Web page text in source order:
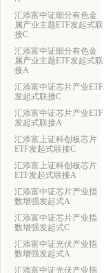
汇添富中证细分有色金
属产业主题ETF发起式联
接C
汇添富中证细分有色金
属产业主题ETF发起式联
接A
汇添富中证芯片产业ETF
发起式联接C
汇添富中证芯片产业ETF
发起式联接A
汇添富上证科创板芯片
ETF发起式联接C
汇添富上证科创板芯片
ETF发起式联接A
汇添富中证芯片产业指
数增强发起式A
汇添富中证芯片产业指
数增强发起式C
汇添富中证光伏产业指
数增强发起式A
汇添富中证光伏产业指